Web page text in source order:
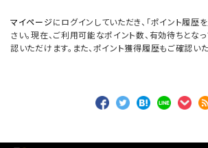
マイページ にログインしていただき、「ポイント履歴
さい。現在、ご利用可能なポイント数、有効待ちとな
認いただけます。また、ポイント獲得履歴もご確認いた